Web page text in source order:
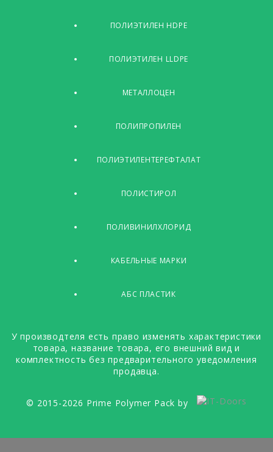
ПОЛИЭТИЛЕН HDPE
ПОЛИЭТИЛЕН LLDPE
МЕТАЛЛОЦЕН
ПОЛИПРОПИЛЕН
ПОЛИЭТИЛЕНТЕРЕФТАЛАТ
ПОЛИСТИРОЛ
ПОЛИВИНИЛХЛОРИД
КАБЕЛЬНЫЕ МАРКИ
АБС ПЛАСТИК
У производтеля есть право изменять характеристики
товара, название товара, его внешний вид и
комплектность без предварительного уведомления
продавца.
© 2015-2026 Prime Polymer Pack by